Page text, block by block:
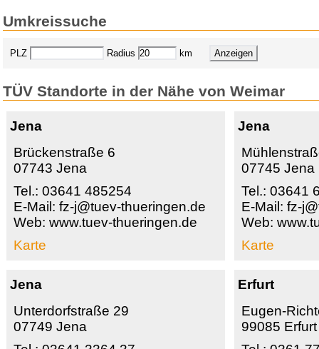
Umkreissuche
PLZ Radius km
TÜV Standorte in der Nähe von Weimar
Jena
Brückenstraße 6
07743 Jena
Tel.: 03641 485254
E-Mail: fz-j@tuev-thueringen.de
Web: www.tuev-thueringen.de
Karte
Jena
07745 Jena
Tel.: 03641
E-Mail: fz-
Web:
Karte
Jena
Unterdorfstraße 29
07749 Jena
Erfurt
Eugen-
99085 Erfurt